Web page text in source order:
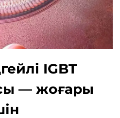
IGBT
— жоғары